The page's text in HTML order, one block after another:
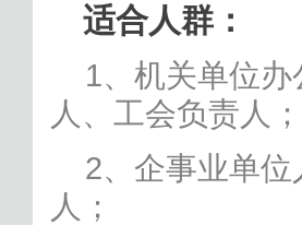
适合人群：
1、机关单位
人、工会负责人；
2、企事业单
人；